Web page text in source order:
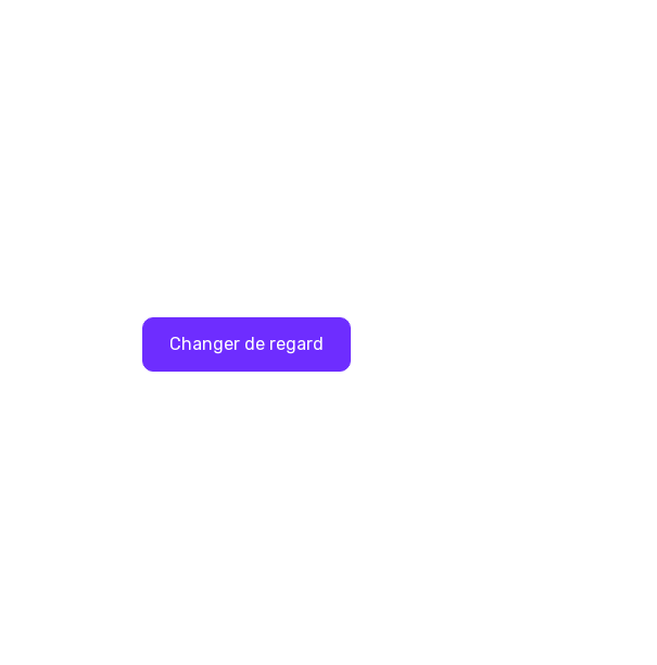
Changer de regard